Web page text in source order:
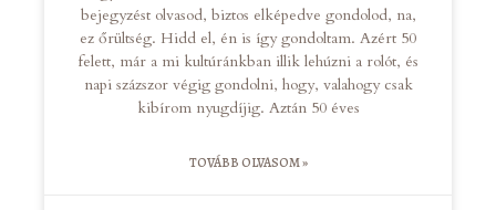
bejegyzést olvasod, biztos elképedve gondolod, na,
ez őrültség. Hidd el, én is így gondoltam. Azért 50
felett, már a mi kultúránkban illik lehúzni a rolót, és
napi százszor végig gondolni, hogy, valahogy csak
kibírom nyugdíjig. Aztán 50 éves
TOVÁBB OLVASOM »